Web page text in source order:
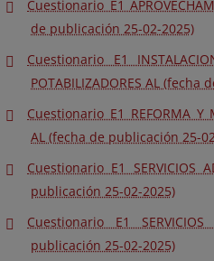
Cuestionario E1
de publicación 25-02-2025)
Cuestionario E1
POTABILIZADORES AL
Cuestionario E1 REFORMA Y
AL (fecha de publicación 25-
Cuestionario E1 SERVICIOS
publicación 25-02-2025)
Cuestionario E1
publicación 25-02-2025)